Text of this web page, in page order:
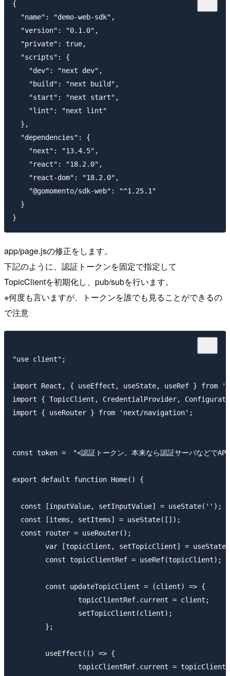
{
  "name": "demo-web-sdk",
  "version": "0.1.0",
  "private": true,
  "scripts": {
    "dev": "next dev",
    "build": "next build",
    "start": "next start",
    "lint": "next lint"
  },
  "dependencies": {
    "next": "13.4.5",
    "react": "18.2.0",
    "react-dom": "18.2.0",
    "@gomomento/sdk-web": "^1.25.1"
  }
app/page.jsの修正をします。
下記のように、認証トークンを固定で指定して
TopicClientを初期化し、pub/subを行います。
※何度も言いますが、トークンを誰でも見ることができるの
で注意
"use client";
import React, { useEffect, useState, useRef } from
import { TopicClient, CredentialProvider,
import { useRouter } from 'next/navigation';
const token =　"<認証トークン。本来なら認証サーバなどで
export default function Home() {
  const [inputValue, setInputValue] = useState('');
  const [items, setItems] = useState([]);
  const router = useRouter();